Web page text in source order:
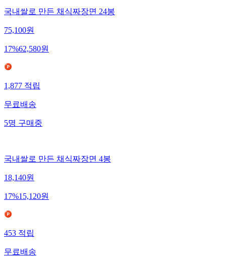
국내쌀로 만든 채식짜장면 24봉
75,100원
17%62,580원
1,877적립
무료배송
5명구매중
국내쌀로 만든 채식짜장면 4봉
18,140원
17%15,120원
453적립
무료배송